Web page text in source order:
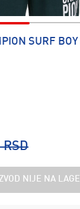
SURF BOY
NIJE NA